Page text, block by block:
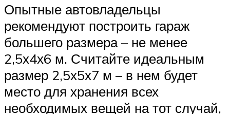
Опытные автовладельцы
рекомендуют построить гараж
большего размера – не менее
2,5х4х6 м. Считайте идеальным
размер 2,5х5х7 м – в нем будет
место для хранения всех
необходимых вещей на тот случай,